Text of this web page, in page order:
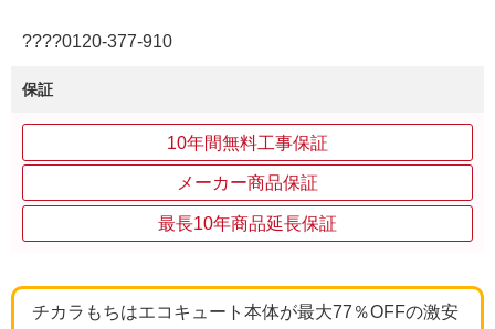
????0120‐377‐910
保証
10年間無料工事保証
メーカー商品保証
最長10年商品延長保証
チカラもちはエコキュート本体が最大77％OFFの激安